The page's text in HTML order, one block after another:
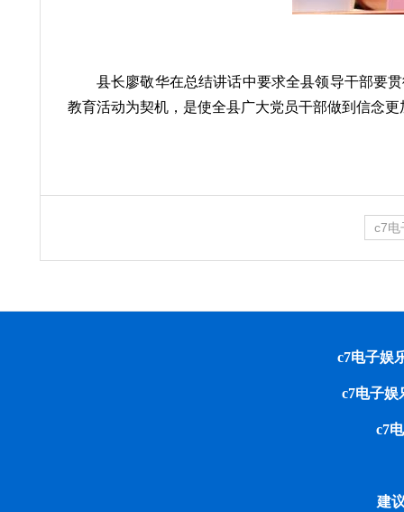
县长廖敬华在总结讲话中要求全县领导干部要
教育活动为契机，是使全县广大党员干部做到信念
c7电
c7电子娱
c7电子娱
c7
建